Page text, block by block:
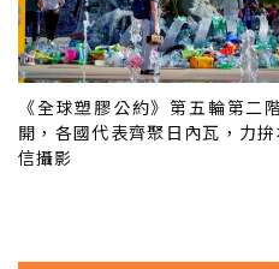
《全球塑膠公約》第五輪第二
開，各國代表齊聚日內瓦，力
信攝影